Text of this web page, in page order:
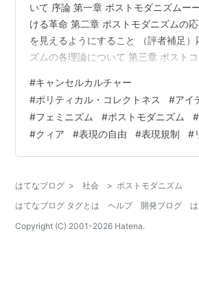
いて 序論 第一章 ポストモダニズムー
ける革命 第二章 ポストモダニズムの
を見えるようにすること （評者補足）
ズムの各理論について 第三章 ポスト
「普通」からの解放 第五章 批判的人種
クショナリティ ーーいたるところにあ
らせるために 第六章 フェミニズムとジ
洗練された単純化 第七章 障害学と肥満
ープのアイデンティティ理論 第八章
#キャンセルカルチャー
#ポリティカル・コレクトネス #アイ
#フェミニズム #ポストモダニズム #
#クィア #表現の自由 #表現規制 #
はてなブログ > 社会 > ポストモダニズム
はてなブログ タグとは
ヘルプ 開発ブログ
Copyright (C) 2001-2026 Hatena.